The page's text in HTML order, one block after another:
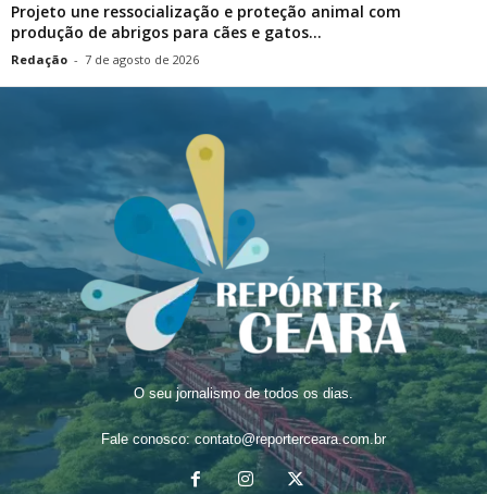
Projeto une ressocialização e proteção animal com
produção de abrigos para cães e gatos...
Redação - 7 de agosto de 2026
O seu jornalismo de todos os dias.
Fale conosco:contato@reporterceara.com.br